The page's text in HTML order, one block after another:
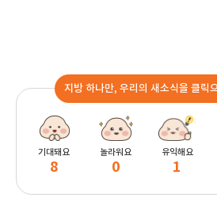
지방 하나만, 우리의 새소식을 클릭
기대돼요
8
놀라워요
0
유익해요
1